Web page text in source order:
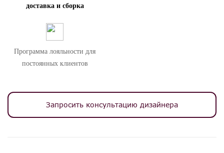
доставка и сборка
Программа лояльности для
постоянных клиентов
Запросить консультацию дизайнера